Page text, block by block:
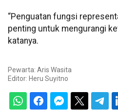
“Penguatan fungsi
penting untuk mengurangi
katanya.
Pewarta: Aris Wasita
Editor: Heru Suyitno